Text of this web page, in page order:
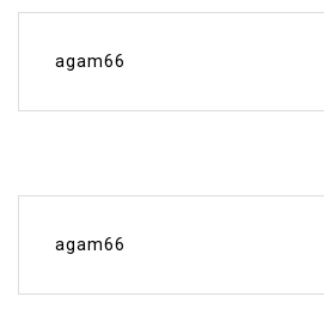
agam66
agam66